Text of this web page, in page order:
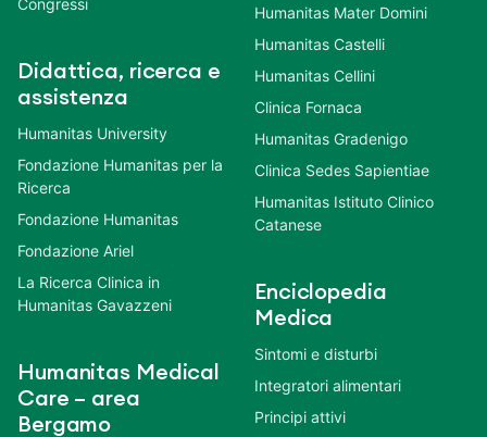
Didattica, ricerca e
assistenza
Humanitas University
Fondazione Humanitas per la
Ricerca
Fondazione Humanitas
Fondazione Ariel
La Ricerca Clinica in
Humanitas Gavazzeni
Humanitas Medical
Care – area
Bergamo
Humanitas Mater Domini
Humanitas Castelli
Humanitas Cellini
Clinica Fornaca
Humanitas Gradenigo
Clinica Sedes Sapientiae
Humanitas Istituto Clinico
Catanese
Enciclopedia
Medica
Sintomi e disturbi
Integratori alimentari
Principi attivi